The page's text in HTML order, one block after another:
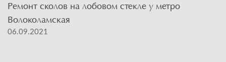
Ремонт сколов на лобовом стекле у метро
Волоколамская
06.09.2021